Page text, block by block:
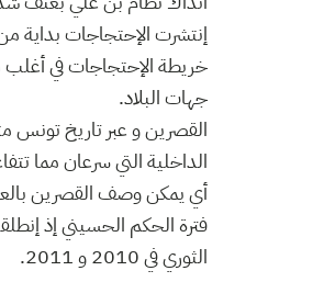
خريطة الإحتجاجات في
جهات البلاد.
القصرين و عبر تاريخ
الداخلية التي سرعان مما
أي يمكن وصف القصرين
فترة الحكم الحسيني إذ
الثوري في 2010 و 2011.